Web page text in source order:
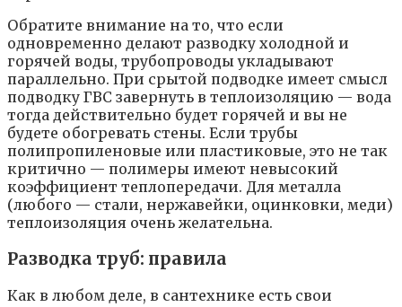
Обратите внимание на то, что если
одновременно делают разводку холодной и
горячей воды, трубопроводы укладывают
параллельно. При срытой подводке имеет смысл
подводку ГВС завернуть в теплоизоляцию — вода
тогда действительно будет горячей и вы не
будете обогревать стены. Если трубы
полипропиленовые или пластиковые, это не так
критично — полимеры имеют невысокий
коэффициент теплопередачи. Для металла
(любого — стали, нержавейки, оцинковки, меди)
теплоизоляция очень желательна.
Разводка труб: правила
Как в любом деле, в сантехнике есть свои